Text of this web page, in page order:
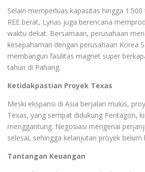
Selain memperluas kapasitas hingga
REE berat, Lynas juga berencana
waktu dekat. Bersamaan, perusahaan
kesepahaman dengan perusahaan Korea
membangun fasilitas magnet super
tahun di Pahang.
Ketidakpastian Proyek Texas
Meski ekspansi di Asia berjalan mulus,
Texas, yang sempat didukung Pentagon,
menggantung. Negosiasi mengenai
selesai, sehingga kelanjutan proyek belum
Tantangan Keuangan